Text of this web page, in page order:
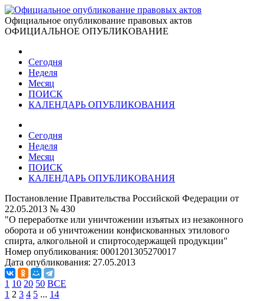
Официальное опубликование правовых актов
ОФИЦИАЛЬНОЕ ОПУБЛИКОВАНИЕ
Сегодня
Неделя
Месяц
ПОИСК
КАЛЕНДАРЬ ОПУБЛИКОВАНИЯ
Сегодня
Неделя
Месяц
ПОИСК
КАЛЕНДАРЬ ОПУБЛИКОВАНИЯ
Постановление Правительства Российской Федерации от
22.05.2013 № 430
"О переработке или уничтожении изъятых из незаконного
оборота и об уничтожении конфискованных этилового
спирта, алкогольной и спиртосодержащей продукции"
Номер опубликования: 0001201305270017
Дата опубликования: 27.05.2013
1 10 20 50 ВСЕ
1 2 3 4 5 ... 14